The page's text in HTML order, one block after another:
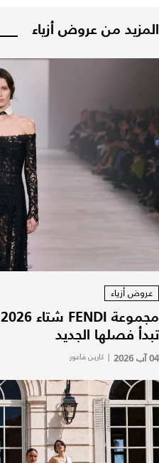
المزيد من عروض أزياء
عروض أزياء
تبدأ فصلها الجديد
04 آب 2026 | كارين فاعور